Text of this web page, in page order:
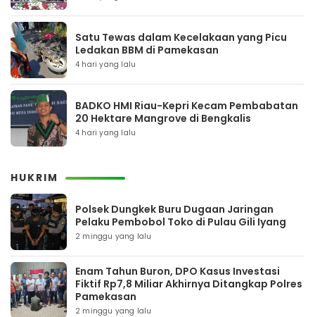
Satu Tewas dalam Kecelakaan yang Picu
Ledakan BBM di Pamekasan
4 hari yang lalu
BADKO HMI Riau-Kepri Kecam Pembabatan
20 Hektare Mangrove di Bengkalis
4 hari yang lalu
HUKRIM
Polsek Dungkek Buru Dugaan Jaringan
Pelaku Pembobol Toko di Pulau Gili Iyang
2 minggu yang lalu
Enam Tahun Buron, DPO Kasus Investasi
Fiktif Rp7,8 Miliar Akhirnya Ditangkap Polres
Pamekasan
2 minggu yang lalu